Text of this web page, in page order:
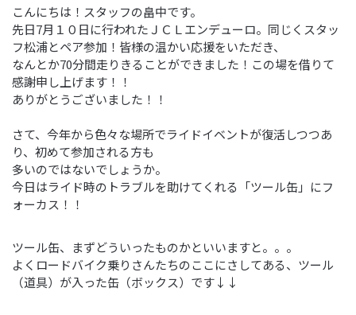
こんにちは！スタッフの畠中です。
先日7月１０日に行われたＪＣＬエンデューロ。同じくスタッ
フ松浦とペア参加！皆様の温かい応援をいただき、
なんとか70分間走りきることができました！この場を借りて
感謝申し上げます！！
ありがとうございました！！
さて、今年から色々な場所でライドイベントが復活しつつあ
り、初めて参加される方も
多いのではないでしょうか。
今日はライド時のトラブルを助けてくれる「ツール缶」にフ
ォーカス！！
ツール缶、まずどういったものかといいますと。。。
よくロードバイク乗りさんたちのここにさしてある、ツール
（道具）が入った缶（ボックス）です↓↓